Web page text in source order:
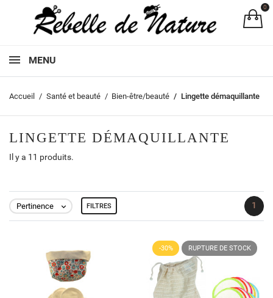
0
MENU
Accueil Santé et beauté Bien-être/beauté Lingette démaquillante
LINGETTE DÉMAQUILLANTE
Il y a 11 produits.
Pertinence  FILTRES 1
-30% RUPTURE DE STOCK